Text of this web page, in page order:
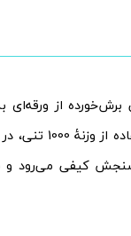
کیفی می‌رود